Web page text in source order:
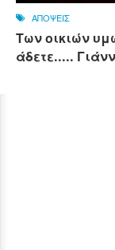
ΑΠΟΨΕΙΣ
Των οικιών
άδετε.....